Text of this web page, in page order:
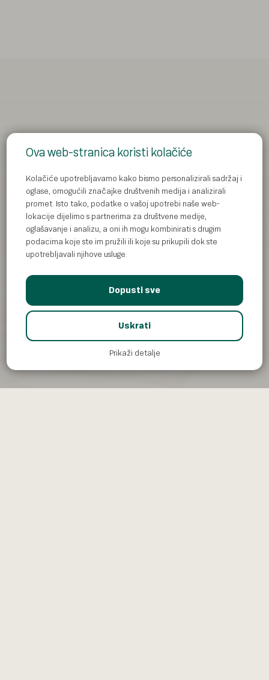
Ova web-stranica koristi kolačiće
Kolačiće upotrebljavamo kako bismo personalizirali sadržaj i
oglase, omogućili značajke društvenih medija i analizirali
promet. Isto tako, podatke o vašoj upotrebi naše web-
lokacije dijelimo s partnerima za društvene medije,
oglašavanje i analizu, a oni ih mogu kombinirati s drugim
podacima koje ste im pružili ili koje su prikupili dok ste
upotrebljavali njihove usluge.
Dopusti sve
Uskrati
Prikaži detalje